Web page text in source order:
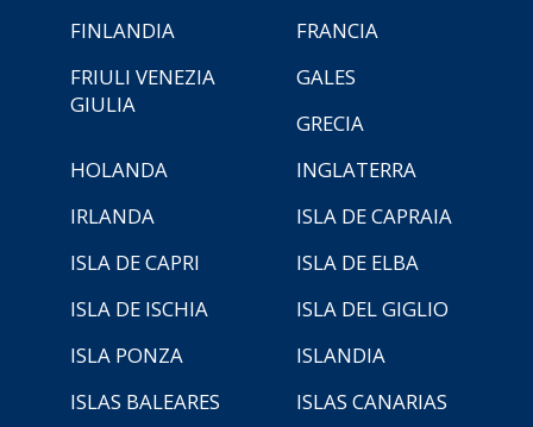
FINLANDIA
FRANCIA
FRIULI VENEZIA
GIULIA
GALES
GRECIA
HOLANDA
INGLATERRA
IRLANDA
ISLA DE CAPRAIA
ISLA DE CAPRI
ISLA DE ELBA
ISLA DE ISCHIA
ISLA DEL GIGLIO
ISLA PONZA
ISLANDIA
ISLAS BALEARES
ISLAS CANARIAS